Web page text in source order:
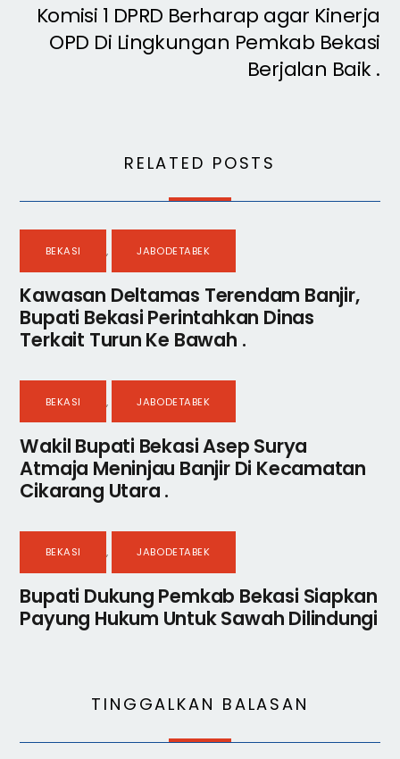
Komisi 1 DPRD Berharap agar Kinerja
OPD Di Lingkungan Pemkab Bekasi
Berjalan Baik .
RELATED POSTS
BEKASI , JABODETABEK
Kawasan Deltamas Terendam Banjir,
Bupati Bekasi Perintahkan Dinas
Terkait Turun Ke Bawah .
BEKASI , JABODETABEK
Wakil Bupati Bekasi Asep Surya
Atmaja Meninjau Banjir Di Kecamatan
Cikarang Utara .
BEKASI , JABODETABEK
Bupati Dukung Pemkab Bekasi Siapkan
Payung Hukum Untuk Sawah Dilindungi
TINGGALKAN BALASAN